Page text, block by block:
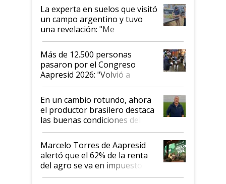
La experta en suelos que visitó
un campo argentino y tuvo
una revelación: "Me
impresionó mucho"
Más de 12.500 personas
pasaron por el Congreso
Aapresid 2026: "Volvió a
demostrar que hablar del
suelo es hablar de todo el
sistema productivo"
En un cambio rotundo, ahora
el productor brasilero destaca
las buenas condiciones del
agro argentino para invertir:
"Los veo más motivados"
Marcelo Torres de Aapresid
alertó que el 62% de la renta
del agro se va en impuestos:
"No es bueno que en